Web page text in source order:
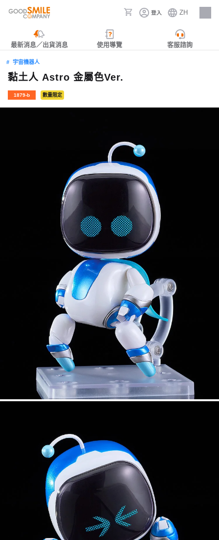
登入 ZH
人才招募
最新消息／出貨消息 使用導覽 客服諮詢
宇宙機器人
黏土人 Astro 金屬色Ver.
1879-b 數量限定